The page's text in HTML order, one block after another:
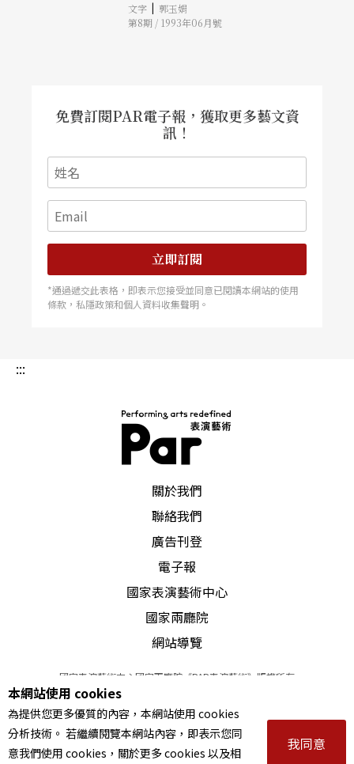
「汐止藝術節」
文字 | 郭玉娟
第8期 / 1993年06月號
免費訂閱PAR電子報，獲取更多藝文資
訊！
立即訂閱
*通過遞交此表格，即表示您接受並同意已閱讀本網站的使用
條款，私隱政策和個人資料收集聲明。
:::
關於我們
聯絡我們
廣告刊登
電子報
國家表演藝術中心
國家兩廳院
網站導覽
國家表演藝術中心國家兩廳院《PAR表演藝術》版權所有
© 2022Performing arts redefined. All Rights Reserved
統一編號 Tax Id number 00973926
本站所提供相關演出資訊，如有異動應以主辦單位公告為準。
服務條款｜隱私權聲明｜著作權聲明
本網站使用 cookies
為提供您更多優質的內容，本網站使用 cookies
分析技術。 若繼續閱覽本網站內容，即表示您同
意我們使用 cookies，關於更多 cookies 以及相
我同意